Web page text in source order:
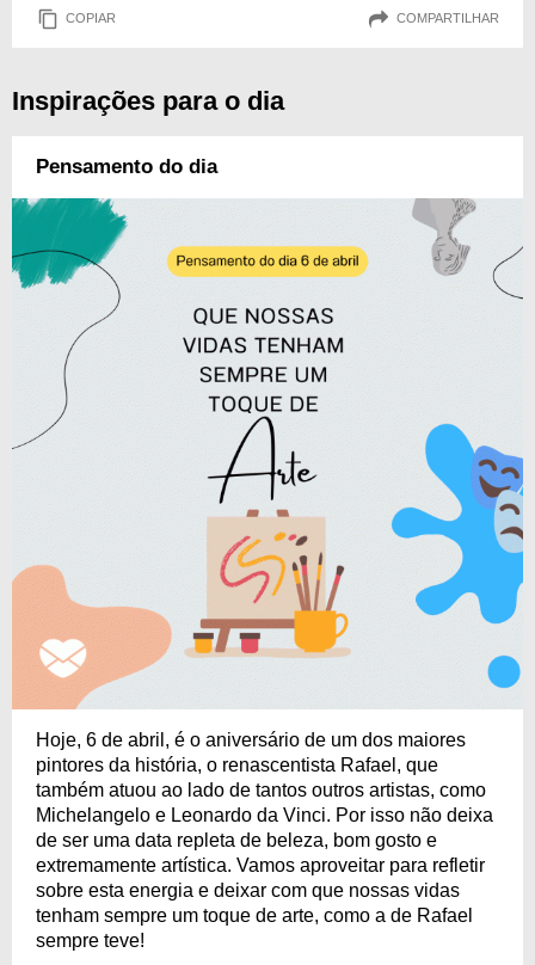
COPIAR COMPARTILHAR
Inspirações para o dia
Pensamento do dia
Hoje, 6 de abril, é o aniversário de um dos maiores
pintores da história, o renascentista Rafael, que
também atuou ao lado de tantos outros artistas, como
Michelangelo e Leonardo da Vinci. Por isso não deixa
de ser uma data repleta de beleza, bom gosto e
extremamente artística. Vamos aproveitar para refletir
sobre esta energia e deixar com que nossas vidas
tenham sempre um toque de arte, como a de Rafael
sempre teve!